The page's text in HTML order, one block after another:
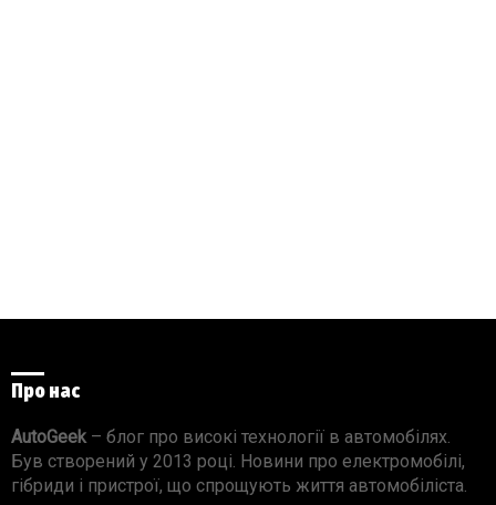
Про нас
AutoGeek– блог про високі технології в автомобілях.
Був створений у 2013 році. Новини про електромобілі,
гібриди і пристрої, що спрощують життя автомобіліста.